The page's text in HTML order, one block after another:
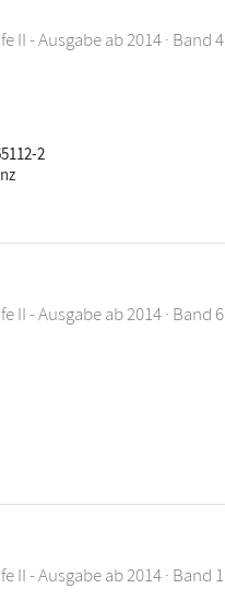
II - Ausgabe ab 2014 · Band 4
2
II - Ausgabe ab 2014 · Band 6
- Ausgabe ab 2014 · Band 1